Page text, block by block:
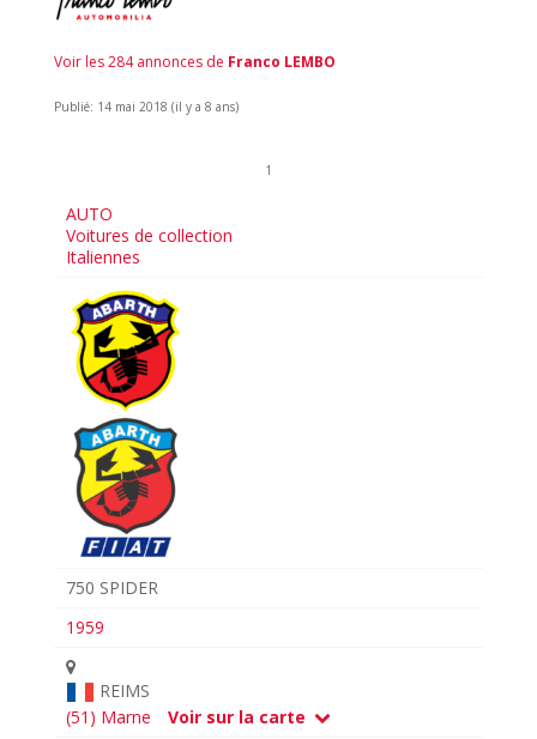
Voir les 284 annonces de Franco LEMBO
Publié: 14 mai 2018 (il y a 8 ans)
1
AUTO
Voitures de collection
Italiennes
750 SPIDER
1959
REIMS
(51) Marne
Voir sur la carte